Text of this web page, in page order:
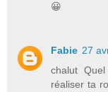
😀
Fabie 27
chalut
réaliser ta